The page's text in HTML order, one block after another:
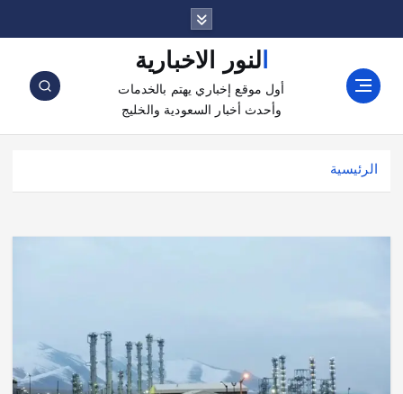
النور الاخبارية
أول موقع إخباري يهتم بالخدمات
وأحدث أخبار السعودية والخليج
الرئيسية